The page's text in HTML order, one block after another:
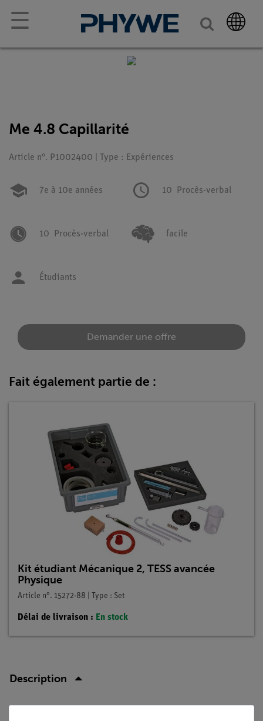
☰
Me 4.8 Capillarité
Article n°. P1002400 | Type : Expériences
7e à 10e années 10 Procès-verbal
10 Procès-verbal facile
Étudiants
Demander une offre
Fait également partie de :
Kit étudiant Mécanique 2, TESS avancée
Physique
Article n°. 15272-88 | Type : Set
Délai de livraison : En stock
Description